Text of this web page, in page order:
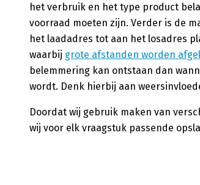
het verbruik en het type product
voorraad moeten zijn. Verder is de
het laadadres tot aan het losadres
waarbij grote afstanden worden
belemmering kan ontstaan dan
wordt. Denk hierbij aan
Doordat wij gebruik maken van
wij voor elk vraagstuk passende